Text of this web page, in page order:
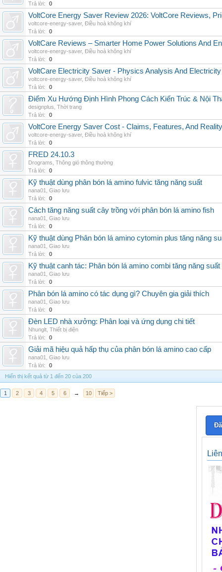
Trả lời:
0
VoltCore Energy Saver Review 2026: VoltCore Reviews,
voltcore-energy-saver, Điều hoà không khí
Trả lời:
0
VoltCare Reviews – Smarter Home Power Solutions And
voltcore-energy-saver, Điều hoà không khí
Trả lời:
0
VoltCare Electricity Saver - Physics Analysis And
voltcore-energy-saver, Điều hoà không khí
Trả lời:
0
Điểm Xu Hướng Định Hình Phong Cách Kiến Trúc & Nội
designplus Thời trang
Trả lời:
0
VoltCore Energy Saver Cost - Claims, Features, And
voltcore-energy-saver, Điều hoà không khí
Trả lời:
0
FRED 24.10.3
Drograms Thông gió thông thường
Trả lời:
0
Kỹ thuật dùng phân bón lá amino fulvic tăng năng suất
nana01
Giao lưu
Trả lời:
0
Cách tăng năng suất cây trồng với phân bón lá amino fish
nana01
Giao lưu
Trả lời:
0
Kỹ thuật dùng Phân bón lá amino cytomin plus tăng năng
nana01
Giao lưu
Trả lời:
0
Kỹ thuật canh tác: Phân bón lá amino combi tăng năng suất
nana01
Giao lưu
Trả lời:
0
Phân bón lá amino có tác dụng gì? Chuyên gia giải thích
nana01
Giao lưu
Trả lời:
0
Đèn LED nhà xưởng: Phân loại và ứng dụng chi tiết
Nhunglt Thiết bị điện
Trả lời:
0
Giải mã hiệu quả hấp thụ của phân bón lá amino cao cấp
nana01
Giao lưu
Trả lời:
0
Hiển thị kết quả từ 1 đến 20 của 200
1 2 3 4 5 6 → 10 Tiếp >